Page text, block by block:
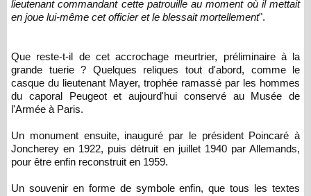
lieutenant commandant cette patrouille au moment où il mettait
en joue lui-même cet officier et le blessait mortellement".
Que reste-t-il de cet accrochage meurtrier, préliminaire à la
grande tuerie ? Quelques reliques tout d'abord, comme le
casque du lieutenant Mayer, trophée ramassé par les hommes
du caporal Peugeot et aujourd'hui conservé au Musée de
l'Armée à Paris.
Un monument ensuite, inauguré par le président Poincaré à
Joncherey en 1922, puis détruit en juillet 1940 par Allemands,
pour être enfin reconstruit en 1959.
Un souvenir en forme de symbole enfin, que tous les textes